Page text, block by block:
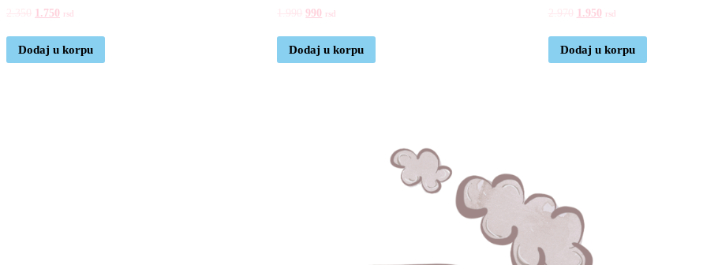
1.750 rsd
Dodaj u korpu
990 rsd
Dodaj u korpu
1.950 rsd
Dodaj u korpu